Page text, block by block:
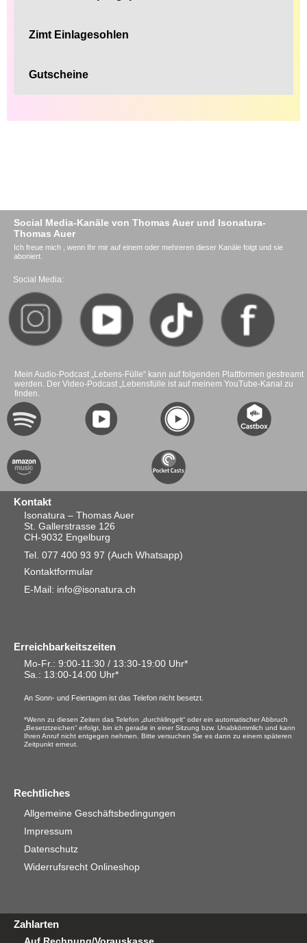
Zimt Einlagesohlen
Gutscheine
Social Media-Kanäle von Thomas Auer und Isonatura-
Thomas Auer
Ich freue mich , wenn Ihr mir auf einem oder mehreren dieser Kanäle folgt und sie
aboniert.
Social Media:
Mein Audio-Podcast „Lebens-Fülle“ kann auf folgenden Plattformen gestreamt
werden. Der Video-Podcast „Lebensfülle ist auf meinem YouTube-Kanal zu
finden.
Kontakt
Isonatura – Thomas Auer
St. Gallerstrasse 126
CH-9032 Engelburg
Tel. 077 400 93 97 (Auch Whatsapp)
Kontaktformular
E-Mail: info@isonatura.ch
Erreichbarkeitszeiten
Mo-Fr.: 9:00-11:30 / 13:30-19:00 Uhr*
Sa.: 13:00-14:00 Uhr*
An Sonn- und Feiertagen ist das Telefon nicht besetzt.
*Wenn zu diesen Zeiten das Telefon „durchklingelt“ oder ein automatischer Abbruch
„Besetztzeichen“ erfolgt, bin ich gerade in einer Sitzung bzw. Unabkömmlich und kann
Ihren Anruf nicht entgegen nehmen. Bitte versuchen Sie es dann zu einem späteren
Zeitpunkt erneut.
Rechtliches
Allgemeine Geschäftsbedingungen
Impressum
Datenschutz
Widerrufsrecht Onlineshop
Zahlarten